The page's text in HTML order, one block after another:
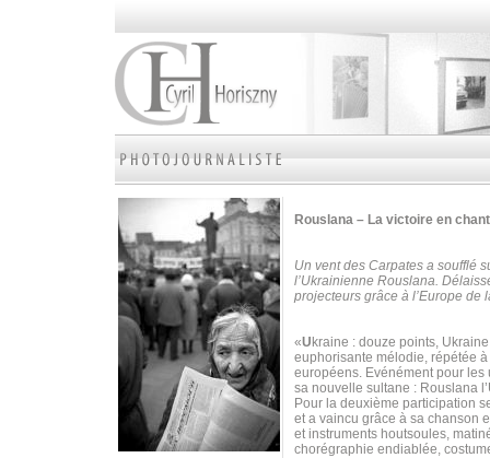
Rouslana – La victoire en
Un vent des Carpates a soufflé
l’Ukrainienne Rouslana.
projecteurs grâce à l’Europe
«U kraine : douze points,
euphorisante mélodie, répétée
européens. Evénément pour les
sa nouvelle sultane : Rouslana
Pour la deuxième participation
et a vaincu grâce à sa chanson
et instruments houtsoules,
chorégraphie endiablée,